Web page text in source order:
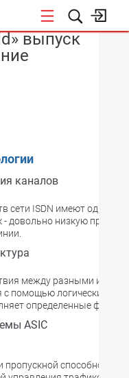
выпуск
каналов
сети ISDN имеют один
- довольно низкую
между разными
с помощью логических
определенные
ASIC
способности и